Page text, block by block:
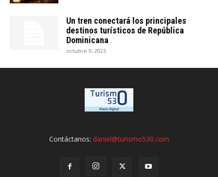
Un tren conectará los principales
destinos turísticos de República
Dominicana
octubre 9, 2023
Contáctanos: daniel@turismo530.com